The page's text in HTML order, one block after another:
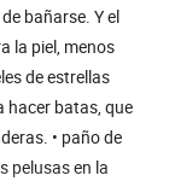
bañarse. Y el
la piel, menos
de estrellas
hacer batas, que
• paño de
pelusas en la